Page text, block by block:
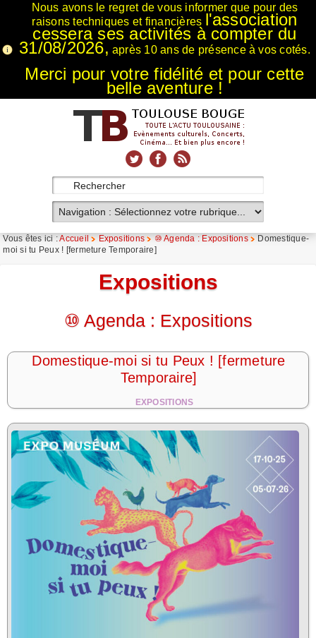
Nous avons le regret de vous informer que pour des
raisons techniques et financières l'association
cessera ses activités à compter du
31/08/2026, après 10 ans de présence à vos cotés.
Merci pour votre fidélité et pour cette
belle aventure !
Vous êtes ici :Accueil Expositions ⑩ Agenda : Expositions
Domestique-
moi si tu Peux ! [fermeture Temporaire]
Expositions
⑩ Agenda : Expositions
Domestique-moi si tu Peux ! [fermeture
Temporaire]
EXPOSITIONS